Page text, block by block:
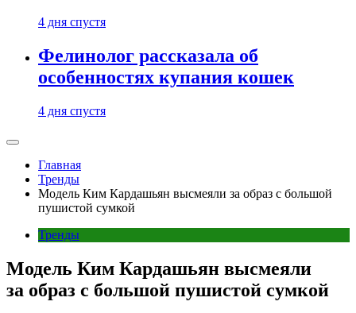
4 дня спустя
Фелинолог рассказала об
особенностях купания кошек
4 дня спустя
Главная
Тренды
Модель Ким Кардашьян высмеяли за образ с большой
пушистой сумкой
Тренды
Модель Ким Кардашьян высмеяли
за образ с большой пушистой сумкой